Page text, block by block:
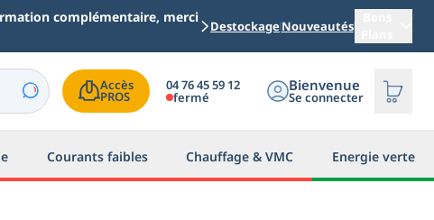
complémentaire, merci
DestockageNouveautés
Accès
PROS
04 76 45 59 12
fermé
Bienvenue
Se connecter
Courants faibles Chauffage & VMC Energie verte